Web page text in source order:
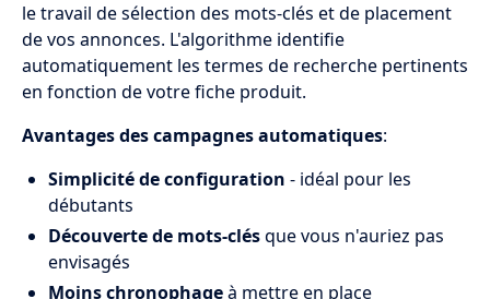
le travail de sélection des mots-clés et de placement
de vos annonces. L'algorithme identifie
automatiquement les termes de recherche pertinents
en fonction de votre fiche produit.
Avantages des campagnes automatiques:
Simplicité de configuration - idéal pour les
débutants
Découverte de mots-clésque vous n'auriez pas
envisagés
Moins chronophageà mettre en place